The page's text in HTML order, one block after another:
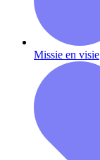
Missie en visie